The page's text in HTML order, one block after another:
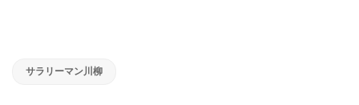
サラリーマン川柳